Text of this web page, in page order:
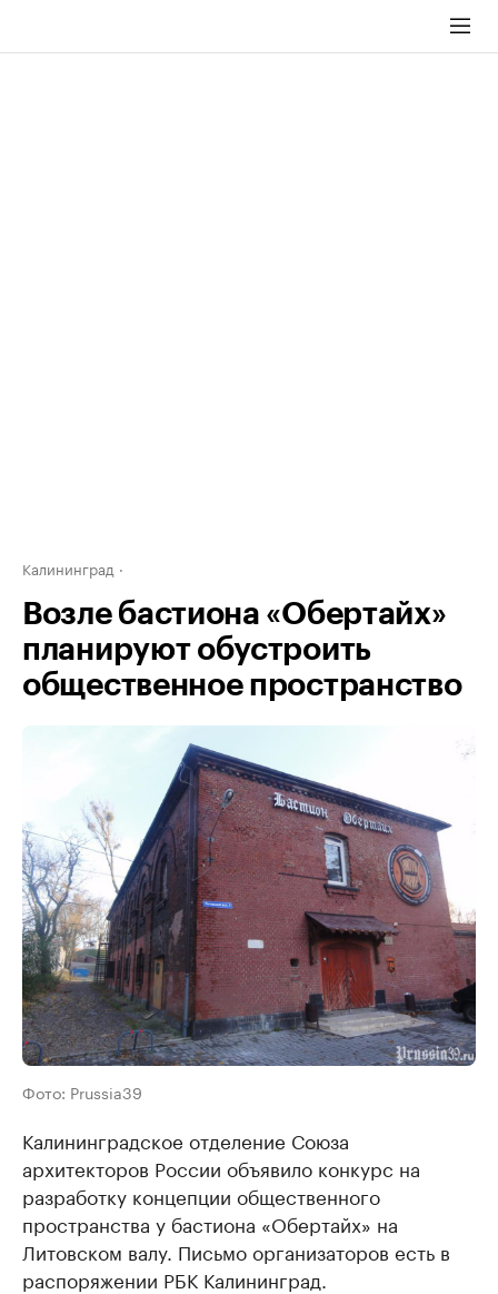
Калининград
Возле бастиона «Обертайх»
планируют обустроить
общественное пространство
Фото: Prussia39
Калининградское отделение Союза
архитекторов России объявило конкурс на
разработку концепции общественного
пространства у бастиона «Обертайх» на
Литовском валу. Письмо организаторов есть в
распоряжении РБК Калининград.